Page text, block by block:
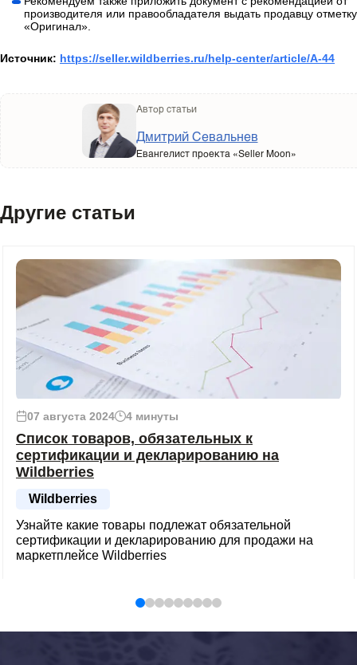
производителя или правообладателя выдать продавцу отметку
«Оригинал».
Источник: https://seller.wildberries.ru/help-center/article/A-44
Автор статьи
Дмитрий Севальнев
Евангелист проекта «Seller Moon»
Другие статьи
07 августа 2024 4 минуты
Список товаров, обязательных к
сертификации и декларированию на
Wildberries
Wildberries
Узнайте какие товары подлежат обязательной
сертификации и декларированию для продажи на
маркетплейсе Wildberries